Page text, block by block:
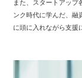
また、スタートアップ
ンク時代に学んだ、融
に頭に入れながら支援